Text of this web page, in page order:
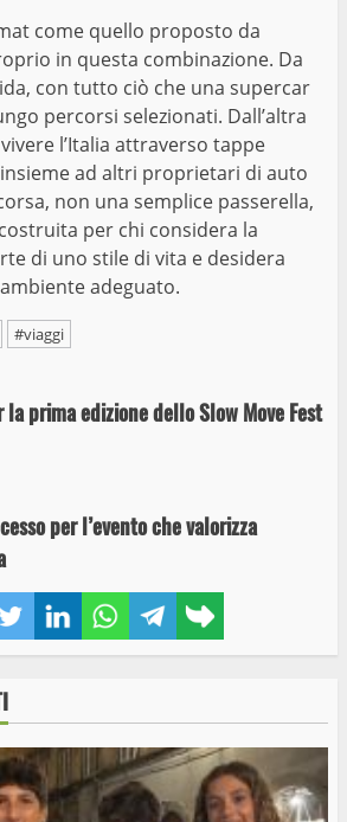
FacebookTwitterLinkedInWhatsAppTelegram
link
come quello proposto da
in questa combinazione. Da
con tutto ciò che una supercar
percorsi selezionati. Dall’altra
l’Italia attraverso tappe
ad altri proprietari di auto
non una semplice passerella,
per chi considera la
di uno stile di vita e desidera
adeguato.
#viaggi
la prima edizione dello Slow Move Fest
per l’evento che valorizza